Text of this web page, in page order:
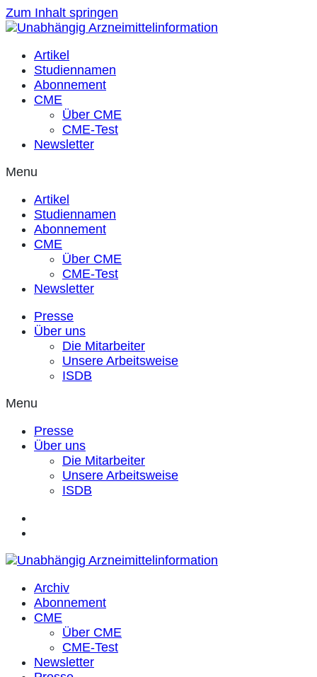
Zum Inhalt springen
Artikel
Studiennamen
Abonnement
CME
Über CME
CME-Test
Newsletter
Menu
Artikel
Studiennamen
Abonnement
CME
Über CME
CME-Test
Newsletter
Presse
Über uns
Die Mitarbeiter
Unsere Arbeitsweise
ISDB
Menu
Presse
Über uns
Die Mitarbeiter
Unsere Arbeitsweise
ISDB
Archiv
Abonnement
CME
Über CME
CME-Test
Newsletter